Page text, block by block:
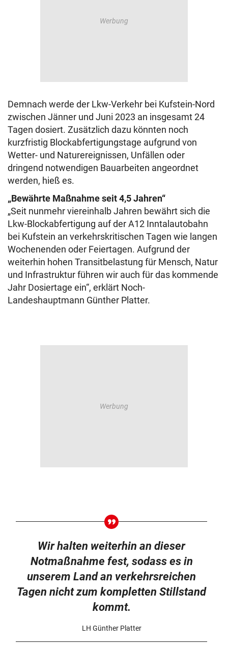
Demnach werde der Lkw-Verkehr bei Kufstein-Nord
zwischen Jänner und Juni 2023 an insgesamt 24
Tagen dosiert. Zusätzlich dazu könnten noch
kurzfristig Blockabfertigungstage aufgrund von
Wetter- und Naturereignissen, Unfällen oder
dringend notwendigen Bauarbeiten angeordnet
werden, hieß es.
„Bewährte Maßnahme seit 4,5 Jahren“
„Seit nunmehr viereinhalb Jahren bewährt sich die
Lkw-Blockabfertigung auf der A12 Inntalautobahn
bei Kufstein an verkehrskritischen Tagen wie langen
Wochenenden oder Feiertagen. Aufgrund der
weiterhin hohen Transitbelastung für Mensch, Natur
und Infrastruktur führen wir auch für das kommende
Jahr Dosiertage ein“, erklärt Noch-
Landeshauptmann Günther Platter.
Wir halten weiterhin an dieser
Notmaßnahme fest, sodass es in
unserem Land an verkehrsreichen
Tagen nicht zum kompletten Stillstand
kommt.
LH Günther Platter